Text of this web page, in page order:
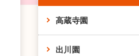
高蔵寺園
出川園